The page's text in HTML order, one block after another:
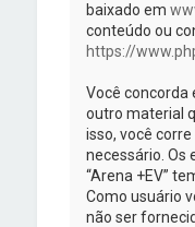
baixado em
conteúdo ou
https://
Você concorda
outro material
isso, você
necessário. Os
“Arena +EV”
Como usuário
não ser